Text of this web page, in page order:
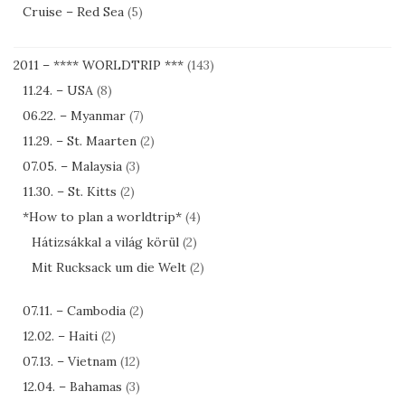
Cruise – Red Sea (5)
2011 – **** WORLDTRIP *** (143)
11.24. – USA (8)
06.22. – Myanmar (7)
11.29. – St. Maarten (2)
07.05. – Malaysia (3)
11.30. – St. Kitts (2)
*How to plan a worldtrip* (4)
Hátizsákkal a világ körül (2)
Mit Rucksack um die Welt (2)
07.11. – Cambodia (2)
12.02. – Haiti (2)
07.13. – Vietnam (12)
12.04. – Bahamas (3)